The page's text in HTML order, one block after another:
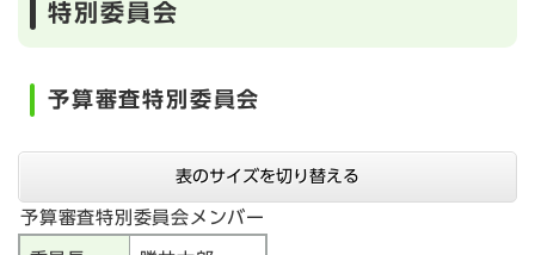
特別委員会
予算審査特別委員会
表のサイズを切り替える
予算審査特別委員会メンバー